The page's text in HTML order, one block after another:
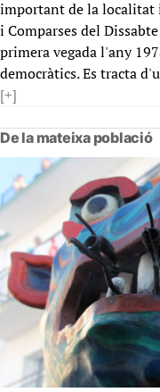
important de la localitat i
i Comparses del
primera vegada l'any
democràtics. Es tracta
[+]
De la mateixa població